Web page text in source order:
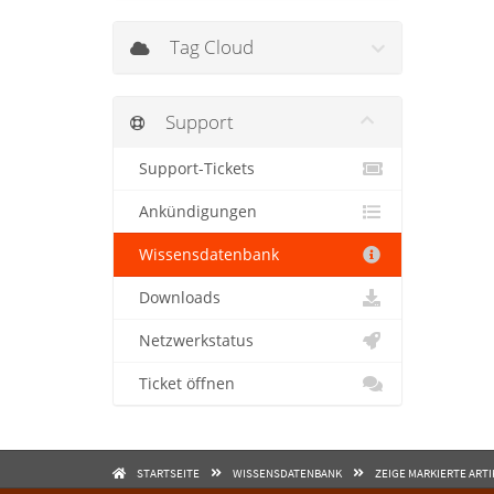
Tag Cloud
Support
Support-Tickets
Ankündigungen
Wissensdatenbank
Downloads
Netzwerkstatus
Ticket öffnen
STARTSEITE WISSENSDATENBANK ZEIGE MARKIERTE